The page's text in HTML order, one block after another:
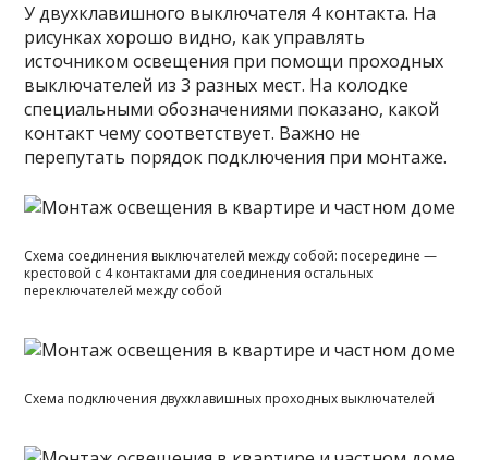
У двухклавишного выключателя 4 контакта. На
рисунках хорошо видно, как управлять
источником освещения при помощи проходных
выключателей из 3 разных мест. На колодке
специальными обозначениями показано, какой
контакт чему соответствует. Важно не
перепутать порядок подключения при монтаже.
Схема соединения выключателей между собой: посередине —
крестовой с 4 контактами для соединения остальных
переключателей между собой
Схема подключения двухклавишных проходных выключателей